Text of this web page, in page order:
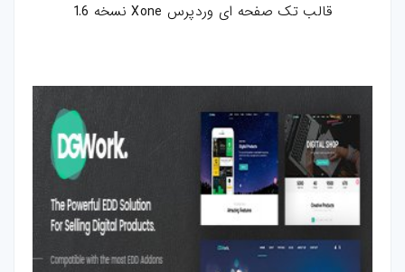
قالب تک صفحه ای وردپرس Xone نسخه 1.6